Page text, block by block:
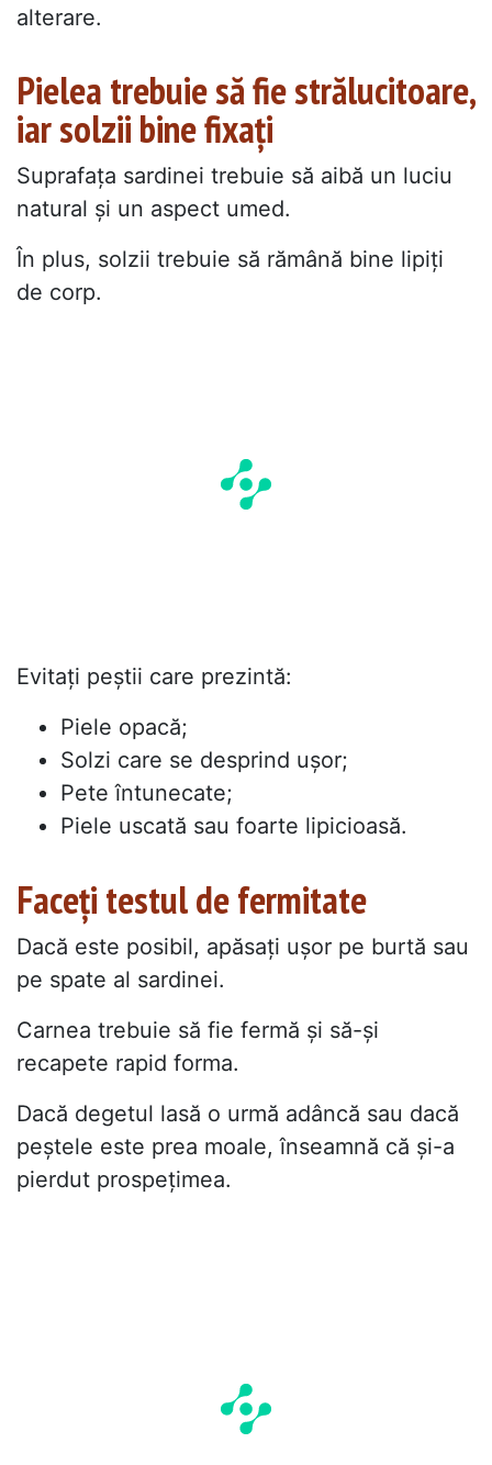
alterare.
Pielea trebuie să fie strălucitoare,
iar solzii bine fixați
Suprafața sardinei trebuie să aibă un luciu
natural și un aspect umed.
În plus, solzii trebuie să rămână bine lipiți
de corp.
Evitați peștii care prezintă:
Piele opacă;
Solzi care se desprind ușor;
Pete întunecate;
Piele uscată sau foarte lipicioasă.
Faceți testul de fermitate
Dacă este posibil, apăsați ușor pe burtă sau
pe spate al sardinei.
Carnea trebuie să fie fermă și să-și
recapete rapid forma.
Dacă degetul lasă o urmă adâncă sau dacă
peștele este prea moale, înseamnă că și-a
pierdut prospețimea.